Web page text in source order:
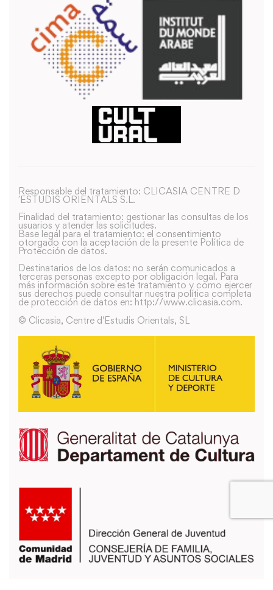
Responsable del tratamiento: CLICASIA CENTRE D
´ESTUDIS ORIENTALS S.L.
Finalidad del tratamiento: gestionar las consultas de los
usuarios y atender las solicitudes.
Base legal para el tratamiento: el consentimiento
otorgado con la aceptación de la presente Política de
Protección de datos.
Destinatarios de los datos: no serán comunicados a
terceras personas excepto por obligación legal. Para
más información sobre este tratamiento y como ejercer
sus derechos puede consultar nuestra política completa
de protección de datos en: http://www.clicasia.com.
© Clicasia, Centre d'Estudis Orientals, SL